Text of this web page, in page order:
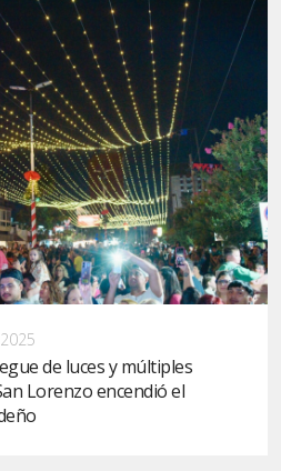
de luces y múltiples
Lorenzo encendió el